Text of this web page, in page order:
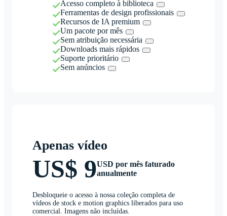
Acesso completo à biblioteca
Ferramentas de design profissionais
Recursos de IA premium
Um pacote por mês
Sem atribuição necessária
Downloads mais rápidos
Suporte prioritário
Sem anúncios
Apenas vídeo
US$ 9USD por mês faturado
anualmente
Desbloqueie o acesso à nossa coleção completa de
vídeos de stock e motion graphics liberados para uso
comercial. Imagens não incluídas.